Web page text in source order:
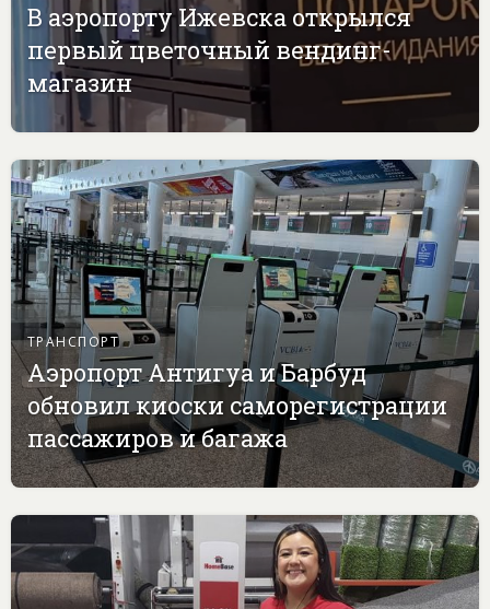
В аэропорту Ижевска открылся
первый цветочный вендинг-
магазин
ТРАНСПОРТ
Аэропорт Антигуа и Барбуд
обновил киоски саморегистрации
пассажиров и багажа